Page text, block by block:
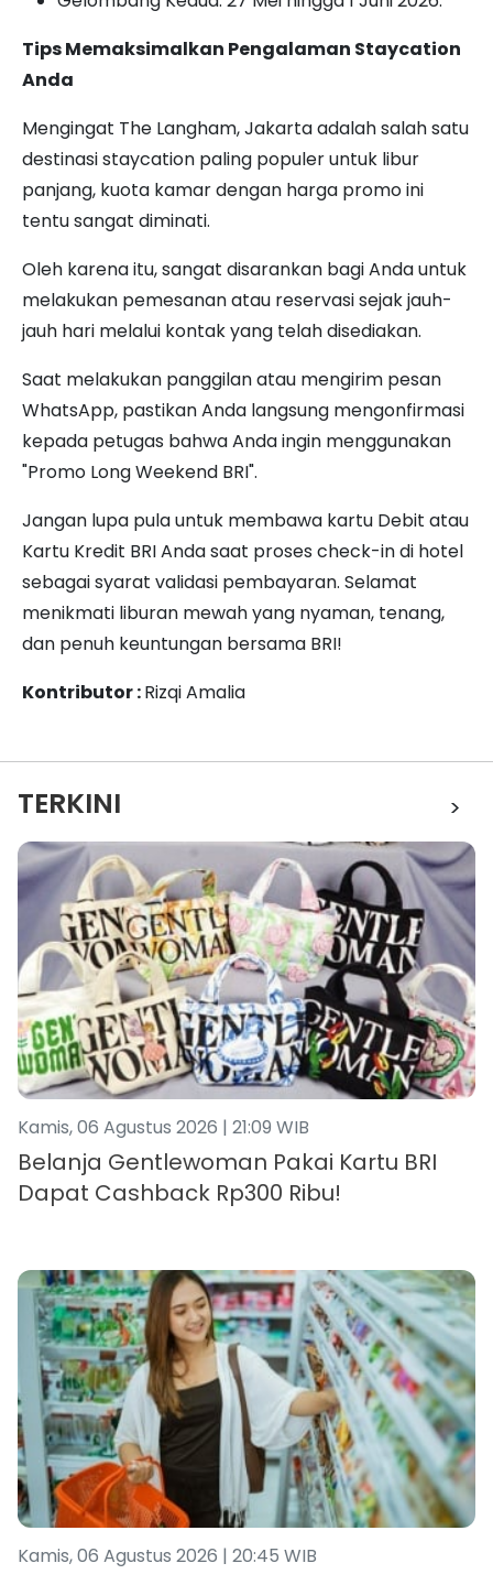
Tips Memaksimalkan Pengalaman Staycation
Anda
Mengingat The Langham, Jakarta adalah salah satu
destinasi staycation paling populer untuk libur
panjang, kuota kamar dengan harga promo ini
tentu sangat diminati.
Oleh karena itu, sangat disarankan bagi Anda untuk
melakukan pemesanan atau reservasi sejak jauh-
jauh hari melalui kontak yang telah disediakan.
Saat melakukan panggilan atau mengirim pesan
WhatsApp, pastikan Anda langsung mengonfirmasi
kepada petugas bahwa Anda ingin menggunakan
"Promo Long Weekend BRI".
Jangan lupa pula untuk membawa kartu Debit atau
Kartu Kredit BRI Anda saat proses check-in di hotel
sebagai syarat validasi pembayaran. Selamat
menikmati liburan mewah yang nyaman, tenang,
dan penuh keuntungan bersama BRI!
Kontributor :Rizqi Amalia
TERKINI >
Kamis, 06 Agustus 2026 | 21:09 WIB
Belanja Gentlewoman Pakai Kartu BRI
Dapat Cashback Rp300 Ribu!
Kamis, 06 Agustus 2026 | 20:45 WIB